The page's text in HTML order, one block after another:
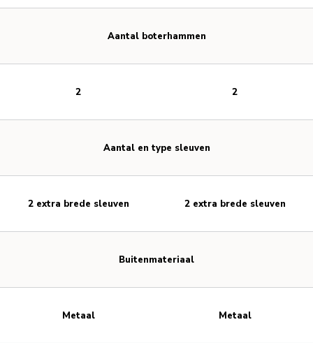
Aantal boterhammen
Aantal en type sleuven
Buitenmateriaal
2
2 extra brede sleuven
Metaal
2
2 extra brede sleuven
Metaal